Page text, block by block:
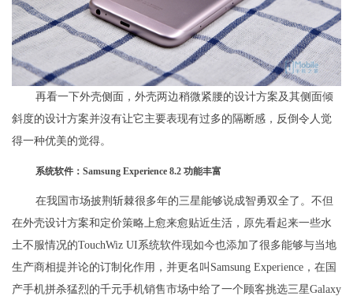
再看一下外壳侧面，外壳两边稍微紧腰的设计方案及其侧面倾
斜度的设计方案并沒有让它主要表现有过多的隔断感，反倒令人觉
得一种优美的觉得。
系统软件： Samsung Experience 8.2 功能丰富
在我国市场披荆斩棘很多年的三星能够说成智勇双全了。不但
在外壳设计方案和定价策略上愈来愈贴近生活，原先看起来一些水
土不服情况的TouchWiz UI系统软件现如今也添加了很多能够与当地
生产商相提并论的订制化作用，并更名叫Samsung Experience，在国
产手机拼杀猛烈的千元手机销售市场中给了一个顾客挑选三星Galaxy